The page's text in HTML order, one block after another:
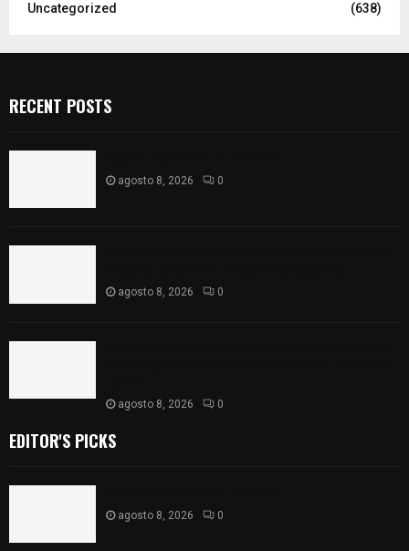
Uncategorized
(638)
RECENT POSTS
agosto 8, 2026 0
agosto 8, 2026 0
agosto 8, 2026 0
EDITOR'S PICKS
agosto 8, 2026 0